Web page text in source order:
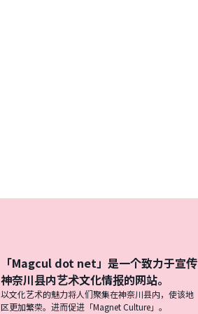
「Magcul dot net」是一个致力于宣传
神奈川县内艺术文化情报的网站。
以文化艺术的魅力将人们聚集在神奈川县内，使该地
区更加繁荣。进而促进「Magnet Culture」。